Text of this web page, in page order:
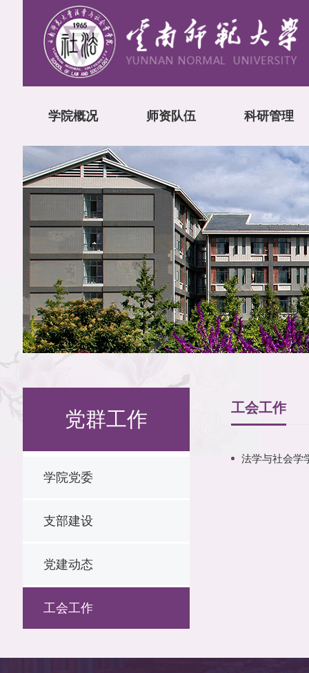
学院概况 师资队伍 科研管理
党群工作
学院党委
支部建设
党建动态
工会工作
工会工作
法学与社会学